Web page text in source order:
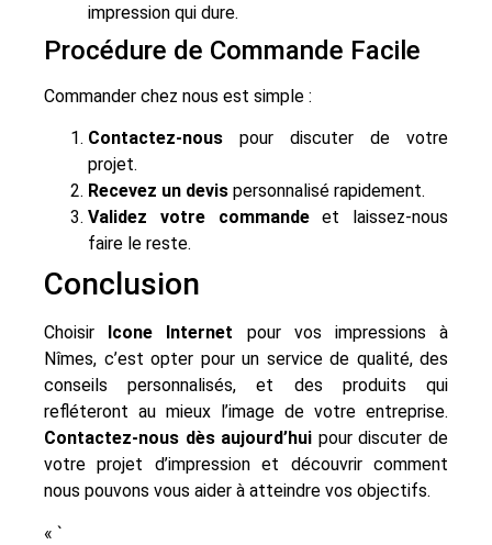
impression qui dure.
Procédure de Commande Facile
Commander chez nous est simple :
Contactez-nous pour discuter de votre
projet.
Recevez un devis personnalisé rapidement.
Validez votre commandeet laissez-nous
faire le reste.
Conclusion
Choisir Icone Internet pour vos impressions à
Nîmes, c’est opter pour un service de qualité, des
conseils personnalisés, et des produits qui
refléteront au mieux l’image de votre entreprise.
Contactez-nous dès aujourd’hui pour discuter de
votre projet d’impression et découvrir comment
nous pouvons vous aider à atteindre vos objectifs.
« `